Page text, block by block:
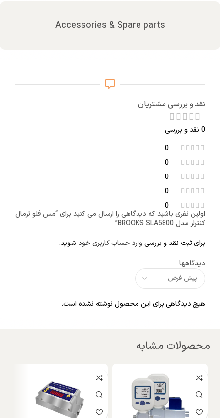
Accessories & Spare parts
نقد و بررسی مشتریان
0 نقد و بررسی
0
0
0
0
0
دیدگاهها
هیچ دیدگاهی برای این محصول نوشته نشده است.
اولین نفری باشید که دیدگاهی را ارسال می کنید برای “مس فلو ترمال
کنترلر مدل BROOKS SLA5800”
برای ثبت نقد و بررسیوارد حساب کاربری خود شوید.
محصولات مشابه